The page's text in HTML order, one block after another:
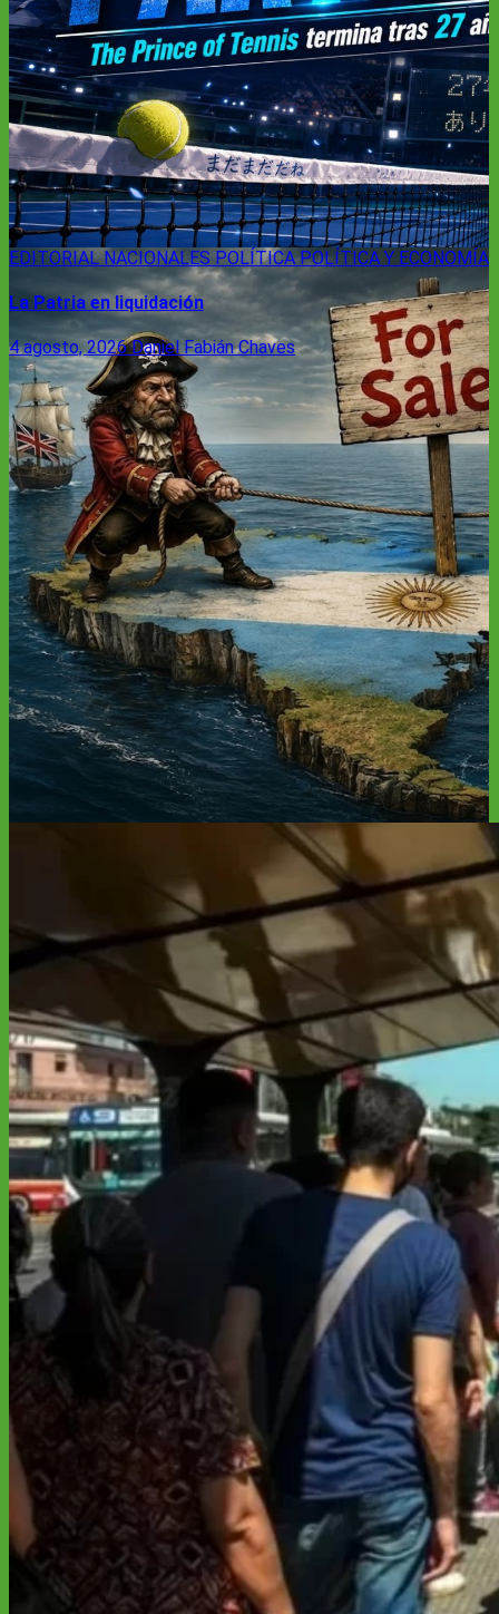
EDITORIALNACIONALES POLÍTICAPOLÍTICA Y ECONOMÍA
La Patria en liquidación
4 agosto, 2026Daniel Fabián Chaves